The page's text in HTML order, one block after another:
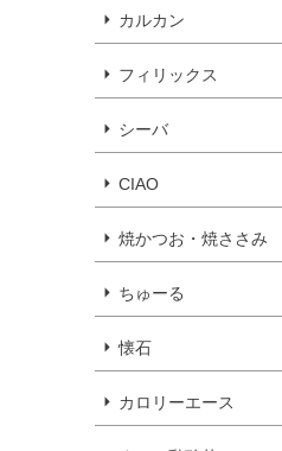
カルカン
フィリックス
シーバ
CIAO
焼かつお・焼ささみ
ちゅーる
懐石
カロリーエース